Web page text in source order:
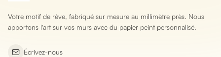
Votre motif de rêve, fabriqué sur mesure au millimètre près. Nous
apportons l'art sur vos murs avec du papier peint personnalisé.
Écrivez-nous